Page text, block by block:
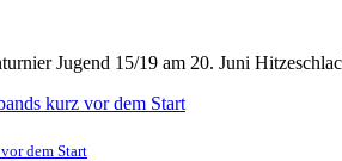
Jugend 15/19 am 20. Juni
dem Start